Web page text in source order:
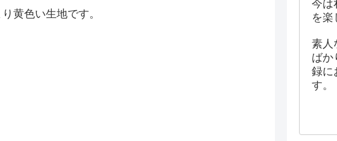
黄色い生地です。
今は
を楽
素人
ばか
録に
す。